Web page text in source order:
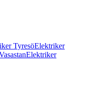
TyresöElektriker
Elektriker